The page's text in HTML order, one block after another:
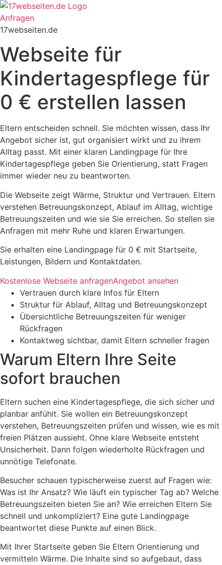
Zum
Inhalt
springen
Anfragen
17webseiten.de
Webseite für
Kindertagespflege für
0 € erstellen lassen
Eltern entscheiden schnell. Sie möchten wissen, dass Ihr
Angebot sicher ist, gut organisiert wirkt und zu ihrem
Alltag passt. Mit einer klaren Landingpage für Ihre
Kindertagespflege geben Sie Orientierung, statt Fragen
immer wieder neu zu beantworten.
Die Webseite zeigt Wärme, Struktur und Vertrauen. Eltern
verstehen Betreuungskonzept, Ablauf im Alltag, wichtige
Betreuungszeiten und wie sie Sie erreichen. So stellen sie
Anfragen mit mehr Ruhe und klaren Erwartungen.
Sie erhalten eine Landingpage für 0 € mit Startseite,
Leistungen, Bildern und Kontaktdaten.
Kostenlose Webseite anfragenAngebot ansehen
Vertrauen durch klare Infos für Eltern
Struktur für Ablauf, Alltag und Betreuungskonzept
Übersichtliche Betreuungszeiten für weniger
Rückfragen
Kontaktweg sichtbar, damit Eltern schneller fragen
Warum Eltern Ihre Seite
sofort brauchen
Eltern suchen eine Kindertagespflege, die sich sicher und
planbar anfühlt. Sie wollen ein Betreuungskonzept
verstehen, Betreuungszeiten prüfen und wissen, wie es mit
freien Plätzen aussieht. Ohne klare Webseite entsteht
Unsicherheit. Dann folgen wiederholte Rückfragen und
unnötige Telefonate.
Besucher schauen typischerweise zuerst auf Fragen wie:
Was ist Ihr Ansatz? Wie läuft ein typischer Tag ab? Welche
Betreuungszeiten bieten Sie an? Wie erreichen Eltern Sie
schnell und unkompliziert? Eine gute Landingpage
beantwortet diese Punkte auf einen Blick.
Mit Ihrer Startseite geben Sie Eltern Orientierung und
vermitteln Wärme. Die Inhalte sind so aufgebaut, dass